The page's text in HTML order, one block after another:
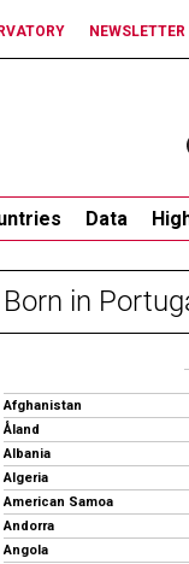
NEWSLETTER
Data
Born in
Afghanistan
Åland
Albania
Algeria
American Samoa
Andorra
Angola